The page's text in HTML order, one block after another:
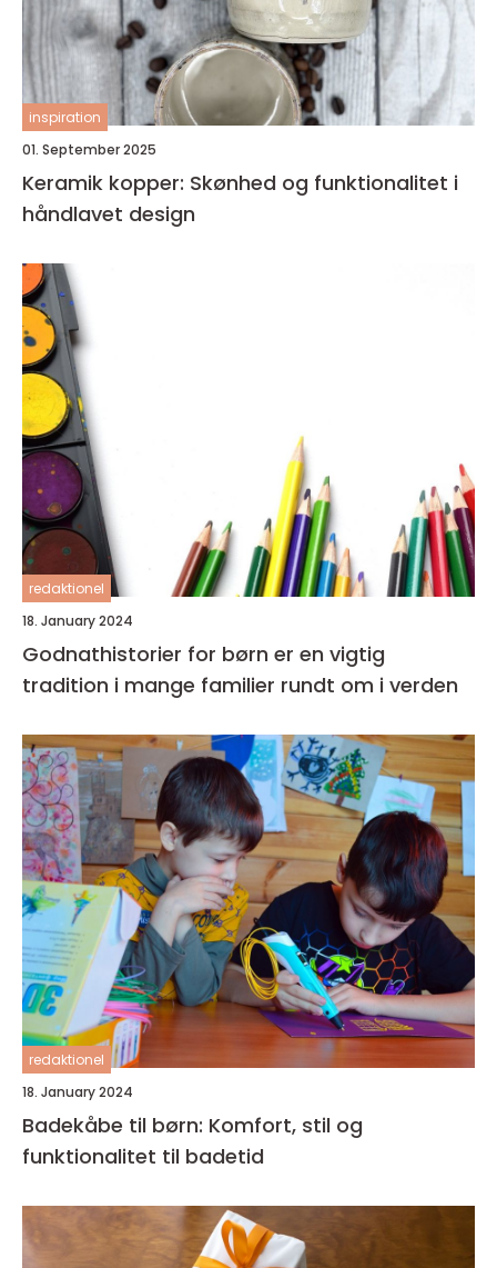
inspiration
01. September 2025
Keramik kopper: Skønhed og funktionalitet i
håndlavet design
redaktionel
18. January 2024
Godnathistorier for børn er en vigtig
tradition i mange familier rundt om i verden
redaktionel
18. January 2024
Badekåbe til børn: Komfort, stil og
funktionalitet til badetid